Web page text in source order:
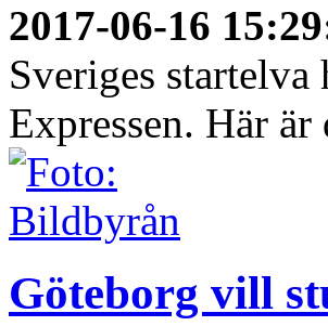
2017-06-16 15:29
Sveriges
Expressen. Här
Göteborg vill